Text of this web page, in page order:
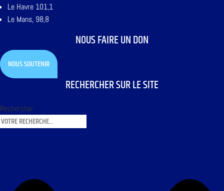
Le Havre 101,1
Le Mans, 98,8
NOUS FAIRE UN DON
NOUS SOUTENIR
RECHERCHER SUR LE SITE
Rechercher